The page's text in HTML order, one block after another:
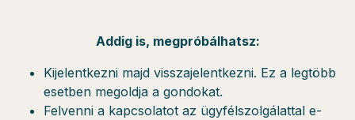
Addig is, megpróbálhatsz:
Kijelentkezni majd visszajelentkezni. Ez a legtöbb
esetben megoldja a gondokat.
Felvenni a kapcsolatot az ügyfélszolgálattal e-